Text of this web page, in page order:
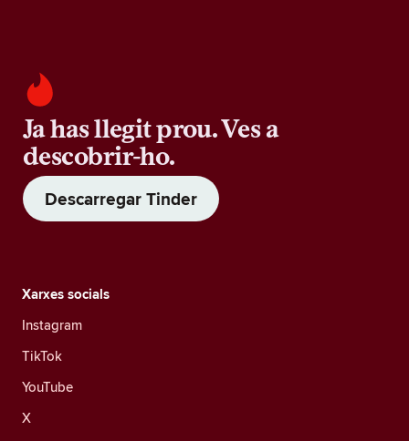
Ja has llegit prou. Ves a
descobrir-ho.
Descarregar Tinder
Xarxes socials
Instagram
TikTok
YouTube
X